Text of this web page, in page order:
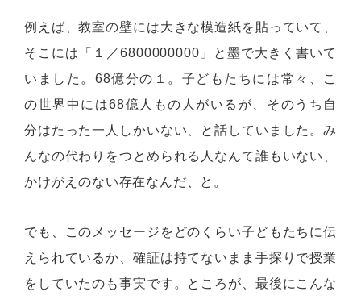
例えば、教室の壁には大きな模造紙を貼っていて、
そこには「１／6800000000」と墨で大きく書いて
いました。68億分の１。子どもたちには常々、こ
の世界中には68億人もの人がいるが、そのうち自
分はたった一人しかいない、と話していました。み
んなの代わりをつとめられる人なんて誰もいない、
かけがえのない存在なんだ、と。
でも、このメッセージをどのくらい子どもたちに伝
えられているか、確証は持てないまま手探りで授業
をしていたのも事実です。ところが、最後にこんな